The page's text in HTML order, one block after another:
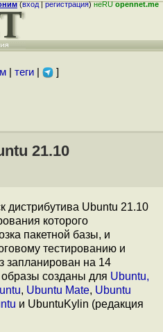
(вход|регистрация)неRUopennet.me
| теги| ]
21.10
дистрибутива Ubuntu 21.10
которого
пакетной базы, и
тестированию и
запланирован на 14
созданы для Ubuntu,
, Ubuntu Mate, Ubuntu
и UbuntuKylin (редакция